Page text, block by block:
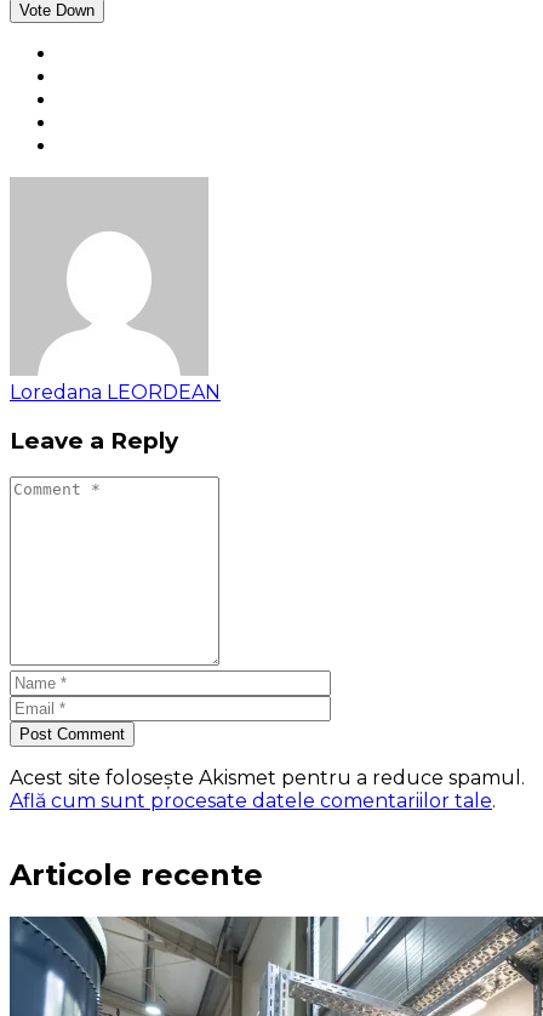
Vote Down
Loredana LEORDEAN
Leave a Reply
Post Comment
Acest site folosește Akismet pentru a reduce spamul.
Află cum sunt procesate datele comentariilor tale.
Articole recente